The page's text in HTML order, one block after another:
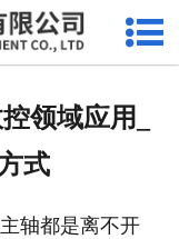
网站首页
领域应用_
式
轴都是离不开